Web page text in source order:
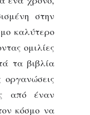
στην
καλύτερο
ομιλίες
τα βιβλία
οργανώσεις
από έναν
κόσμο να